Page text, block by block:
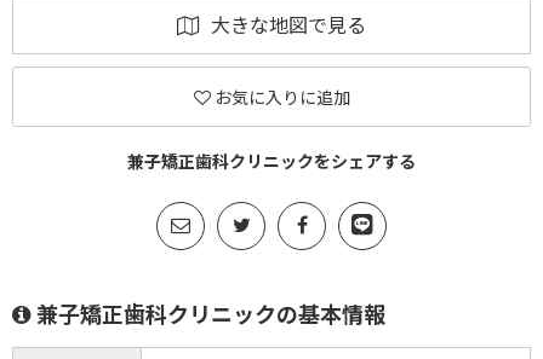
大きな地図で見る
お気に入りに追加
兼子矯正歯科クリニックをシェアする
兼子矯正歯科クリニックの基本情報